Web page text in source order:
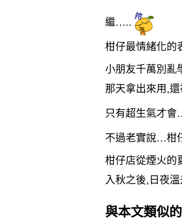
繼…..
柑仔最情緒化的
小朋友千萬別亂
那天拿出來用,
只有超生氣才
不過老實說…柑
柑仔店從煙火的
入秋之後,日夜
與本文類似